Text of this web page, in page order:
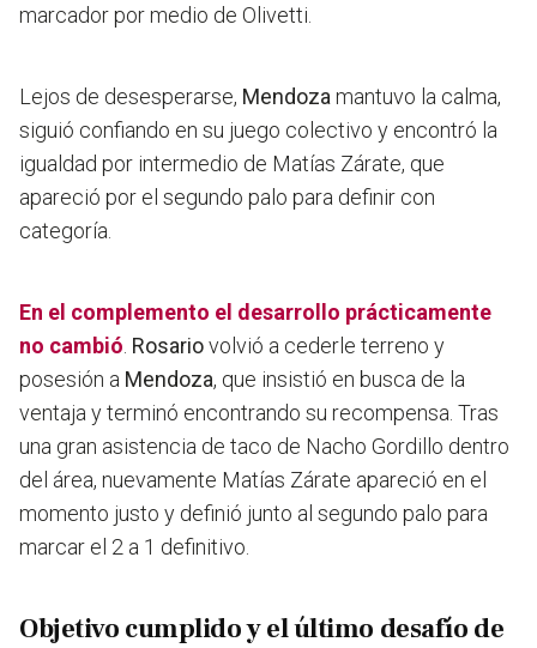
marcador por medio de Olivetti.
Lejos de desesperarse, Mendoza mantuvo la calma,
siguió confiando en su juego colectivo y encontró la
igualdad por intermedio de Matías Zárate, que
apareció por el segundo palo para definir con
categoría.
En el complemento el desarrollo prácticamente
no cambió Rosariovolvió a cederle terreno y
posesión a Mendoza, que insistió en busca de la
ventaja y terminó encontrando su recompensa. Tras
una gran asistencia de taco de Nacho Gordillo dentro
del área, nuevamente Matías Zárate apareció en el
momento justo y definió junto al segundo palo para
marcar el 2 a 1 definitivo.
Objetivo cumplido y el último desafío de